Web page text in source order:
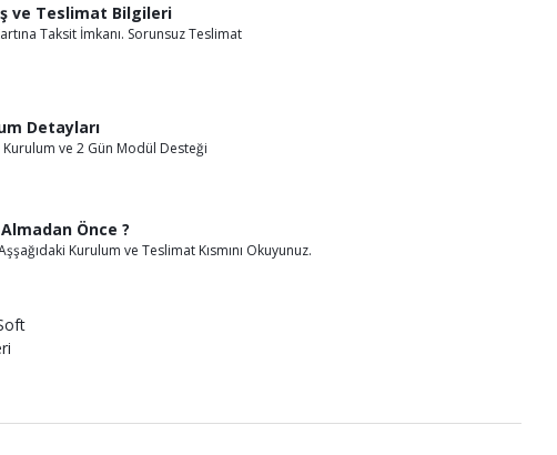
ve Teslimat Bilgileri
Taksit İmkanı. Sorunsuz Teslimat
Detayları
Kurulum ve 2 Gün Modül Desteği
Almadan Önce ?
Kurulum ve Teslimat Kısmını Okuyunuz.